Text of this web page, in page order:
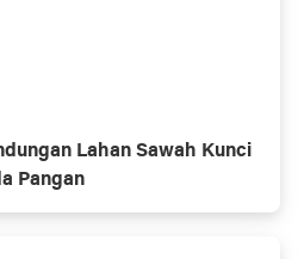
Lahan Sawah Kunci
Pangan